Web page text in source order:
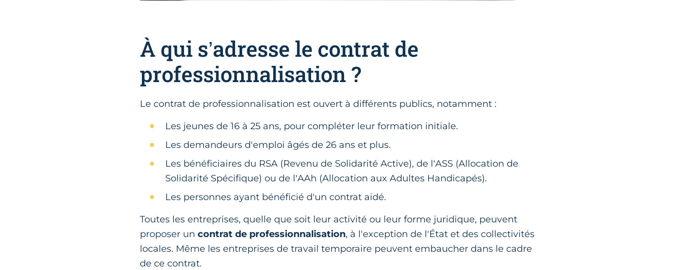
À qui s’adresse le contrat de
professionnalisation ?
Le contrat de professionnalisation est ouvert à différents publics, notamment :
Les jeunes de 16 à 25 ans, pour compléter leur formation initiale.
Les demandeurs d'emploi âgés de 26 ans et plus.
Les bénéficiaires du RSA (Revenu de Solidarité Active), de l’ASS (Allocation de
Solidarité Spécifique) ou de l’AAh (Allocation aux Adultes Handicapés).
Les personnes ayant bénéficié d'un contrat aidé.
Toutes les entreprises, quelle que soit leur activité ou leur forme juridique, peuvent
proposer uncontrat de professionnalisation, à l'exception de l'État et des collectivités
locales. Même les entreprises de travail temporaire peuvent embaucher dans le cadre
de ce contrat.